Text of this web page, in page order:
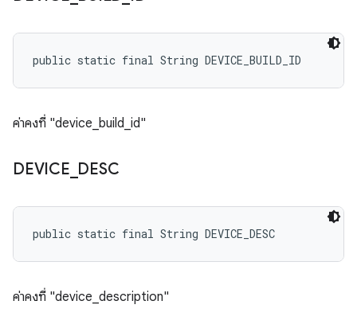
public static final String DEVICE_BUILD_ID
ค่าคงที่ "device_build_id"
DEVICE DESC
public static final String DEVICE_DESC
ค่าคงที่ "device_description"